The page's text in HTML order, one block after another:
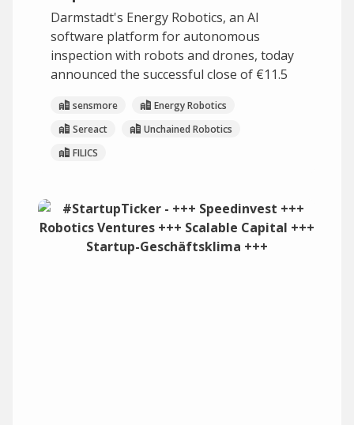
Darmstadt's Energy Robotics, an AI
software platform for autonomous
inspection with robots and drones, today
announced the successful close of €11.5
sensmore
Energy Robotics
Sereact
Unchained Robotics
FILICS